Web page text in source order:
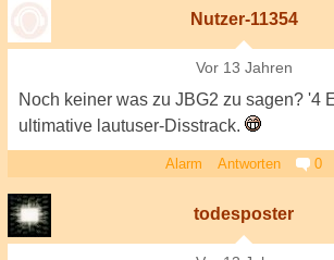
Nutzer-11354
Vor 13 Jahren
Noch keiner was zu JBG2 zu sagen? '4
ultimative lautuser-Disstrack.
Alarm Antworten 0
todesposter